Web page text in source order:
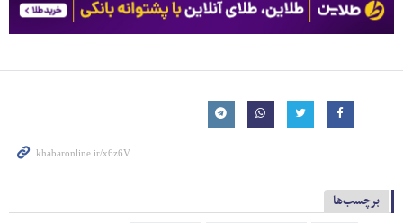
برچسب‌ها